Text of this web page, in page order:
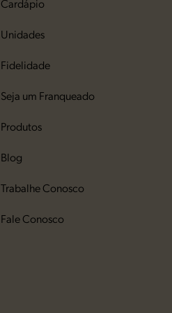
Cardápio
Unidades
Fidelidade
Seja um Franqueado
Produtos
Blog
Trabalhe Conosco
Fale Conosco